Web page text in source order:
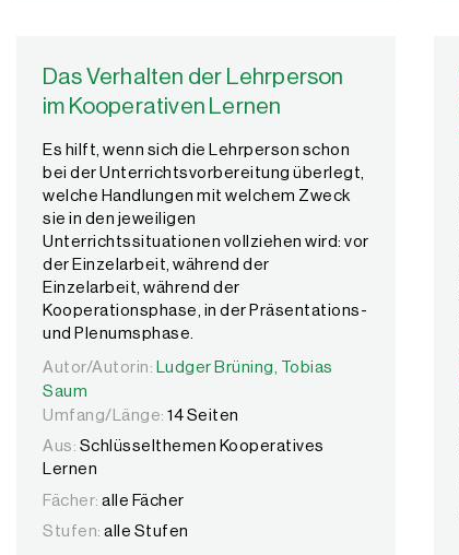
Das Verhalten der Lehrperson
im Kooperativen Lernen
Es hilft, wenn sich die Lehrperson schon
bei der Unterrichtsvorbereitung überlegt,
welche Handlungen mit welchem Zweck
sie in den jeweiligen
Unterrichtssituationen vollziehen wird: vor
der Einzelarbeit, während der
Einzelarbeit, während der
Kooperationsphase, in der Präsentations-
und Plenumsphase.
Autor/Autorin: Ludger Brüning, Tobias Saum
Autor/Autorin: Ludger Brüning,
Tobias
Saum
Umfang/Länge: 14 Seiten
Aus: Schlüsselthemen Kooperatives
Lernen
Fächer: alle Fächer
Stufen: alle Stufen